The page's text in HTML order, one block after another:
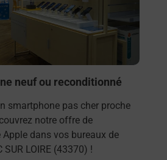
neuf ou reconditionné
smartphone pas cher proche
notre offre de
dans vos bureaux de
SUR LOIRE (43370) !